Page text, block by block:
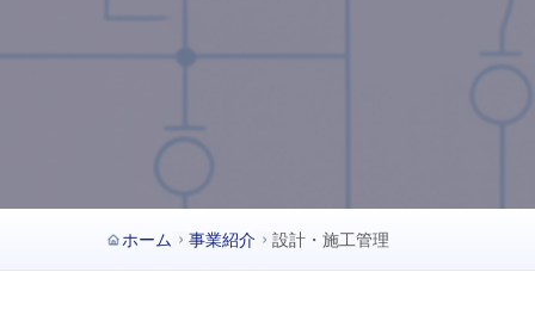
ホーム 事業紹介 設計・施工管理